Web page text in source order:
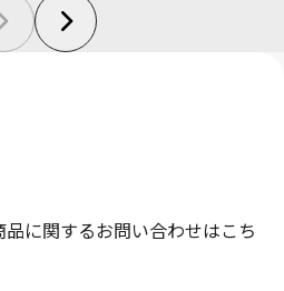
品に関するお問い合わせはこち